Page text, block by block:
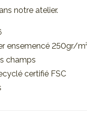
notre atelier.
ensemencé 250gr/
champs
certifié FSC